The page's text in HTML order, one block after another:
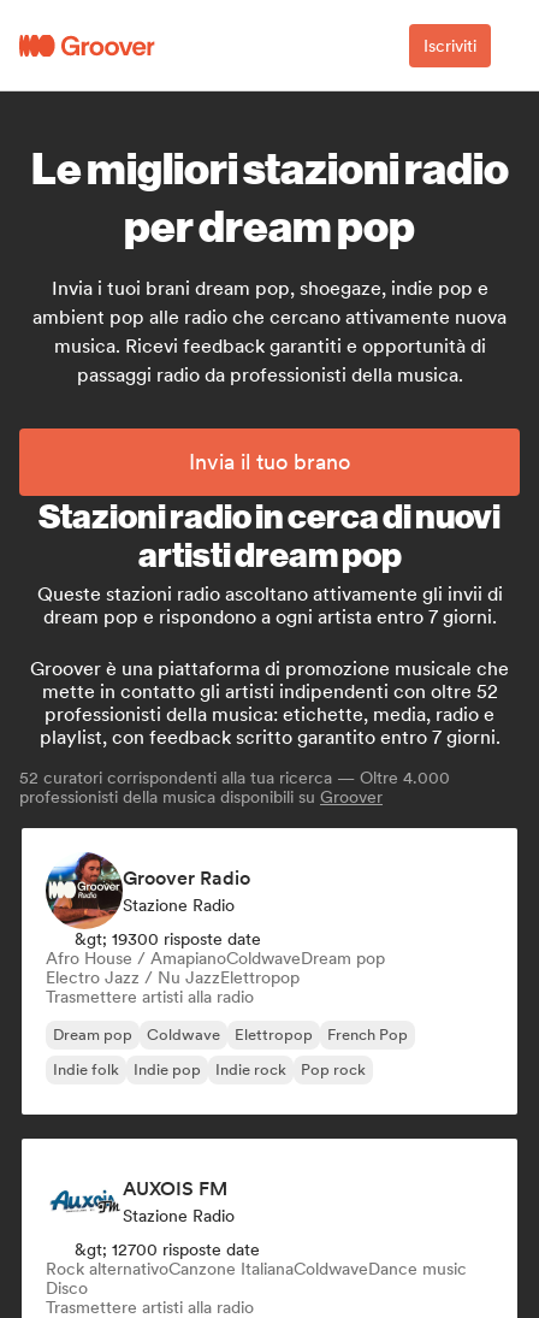
Iscriviti
Le migliori stazioni radio
per dream pop
Invia i tuoi brani dream pop, shoegaze, indie pop e
ambient pop alle radio che cercano attivamente nuova
musica. Ricevi feedback garantiti e opportunità di
passaggi radio da professionisti della musica.
Invia il tuo brano
Stazioni radio in cerca di nuovi
artisti dream pop
Queste stazioni radio ascoltano attivamente gli invii di
dream pop e rispondono a ogni artista entro 7 giorni.
Groover è una piattaforma di promozione musicale che
mette in contatto gli artisti indipendenti con oltre 52
professionisti della musica: etichette, media, radio e
playlist, con feedback scritto garantito entro 7 giorni.
52 curatori corrispondenti alla tua ricerca — Oltre 4.000
professionisti della musica disponibili su Groover
Groover Radio
Stazione Radio
&gt; 19300 risposte date
Afro House / AmapianoColdwaveDream pop
Electro Jazz / Nu JazzElettropop
Trasmettere artisti alla radio
Dream pop Coldwave Elettropop
French Pop
Indie folk
Indie pop Indie rock Pop rock
AUXOIS FM
Stazione Radio
&gt; 12700 risposte date
Rock alternativoCanzone ItalianaColdwaveDance music
Disco
Trasmettere artisti alla radio